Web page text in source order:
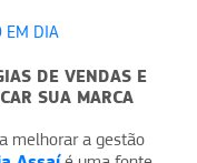
EM DIA
DE VENDAS E
SUA MARCA
melhorar a gestão